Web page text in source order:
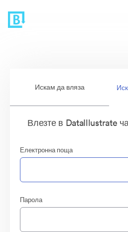
Искам да вляза
Влезте в DataIllustrate
Електронна поща
Парола